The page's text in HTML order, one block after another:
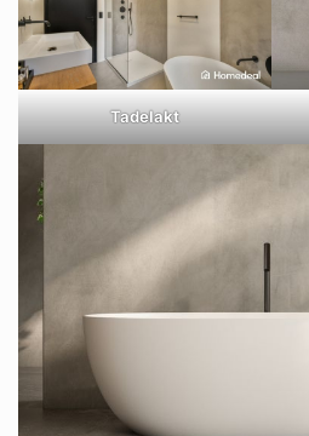
Tadelakt